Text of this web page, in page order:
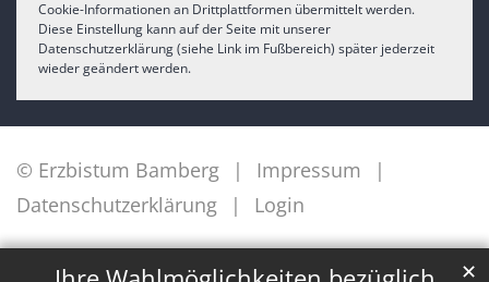
✕
Cookie-Informationen an Drittplattformen übermittelt werden.
Diese Einstellung kann auf der Seite mit unserer
Datenschutzerklärung (siehe Link im Fußbereich) später jederzeit
wieder geändert werden.
© Erzbistum Bamberg
Impressum
Datenschutzerklärung
Login